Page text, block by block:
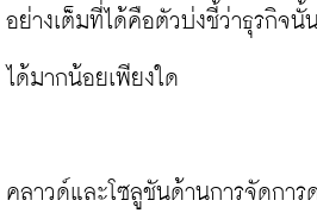
อย่างเต็มที่ได้คือตัวบ่งชี้ว่าธุรกิจนั้
ได้มากน้อยเพียงใด
คลาวด์และโซลูชันด้านการจัดการ